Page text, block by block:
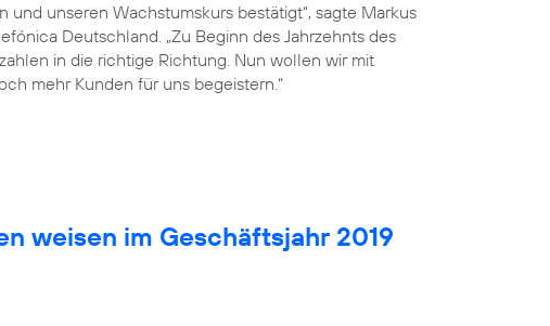
und unseren Wachstumskurs bestätigt“, sagte Markus
Deutschland. „Zu Beginn des Jahrzehnts des
in die richtige Richtung. Nun wollen wir mit
mehr Kunden für uns begeistern.“
weisen im Geschäftsjahr 2019